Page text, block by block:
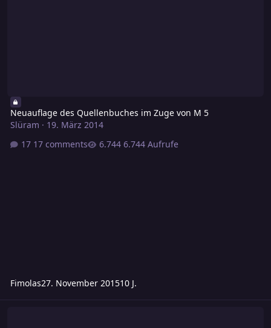
Neuauflage des Quellenbuches im Zuge von M 5
Slüram · 19. März 2014
17 comments
6.744 Aufrufe
Fimolas27. November 201510 J.